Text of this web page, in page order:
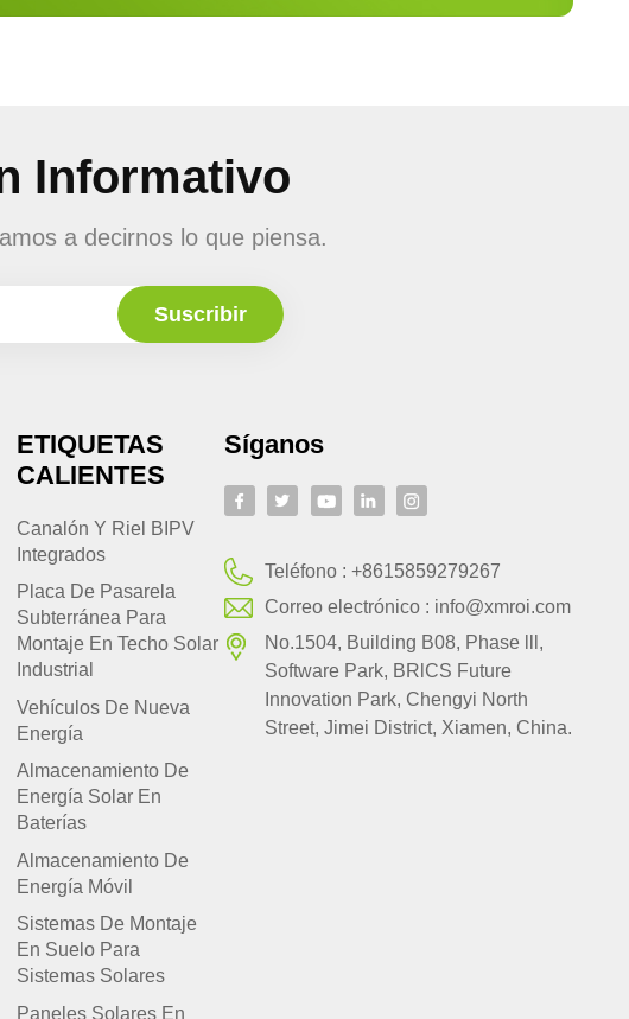
Informativo
a decirnos lo que piensa.
ETIQUETAS
CALIENTES
Canalón Y Riel BIPV
Integrados
Placa De Pasarela
Subterránea Para
Montaje En Techo Solar
Industrial
Vehículos De Nueva
Energía
Almacenamiento De
Energía Solar En
Baterías
Almacenamiento De
Energía Móvil
Sistemas De Montaje
En Suelo Para
Sistemas Solares
Paneles Solares En
Síganos
Teléfono :+8615859279267
Correo electrónico : info@xmroi.com
No.1504, Building B08, Phase lll,
Software Park, BRlCS Future
Innovation Park, Chengyi North
Street, Jimei District, Xiamen, China.